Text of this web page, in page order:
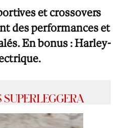
et crossovers
des performances et
En bonus : Harley-